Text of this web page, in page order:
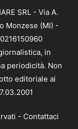
SRL - Via A.
Monzese (MI) -
in
periodicità. Non
editoriale ai
- Contattaci